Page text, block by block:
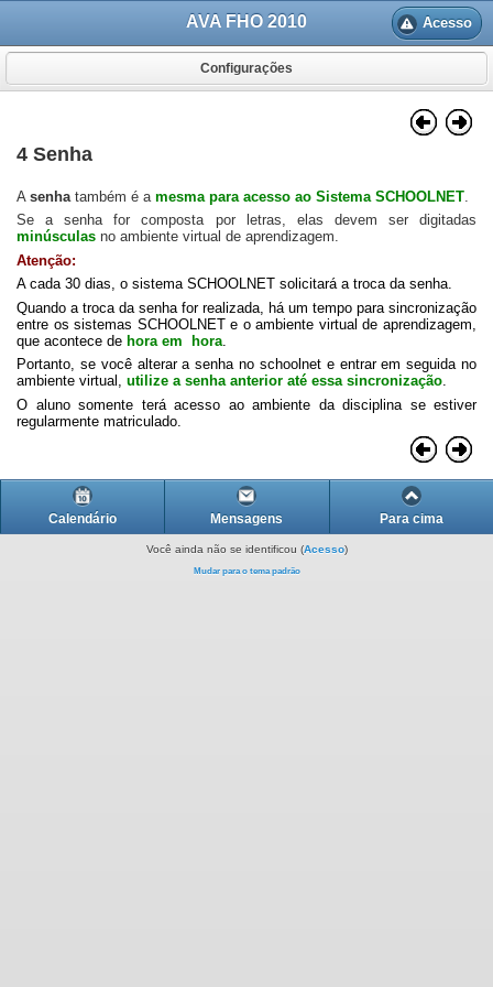
AVA FHO 2010 Acesso
Configurações
4 Senha
A senha também é a mesma para acesso ao Sistema SCHOOLNET
Se a senha for composta por letras, elas devem ser digitadas
minúsculas no ambiente virtual de aprendizagem.
Atenção:
A cada 30 dias, o sistema SCHOOLNET solicitará a troca da senha.
Quando a troca da senha for realizada, há um tempo para sincronização
entre os sistemas SCHOOLNET e o ambiente virtual de aprendizagem,
que acontece de hora em hora
Portanto, se você alterar a senha no schoolnet e entrar em seguida no
ambiente virtual, utilize a senha anterior até essa sincronização.
O aluno somente terá acesso ao ambiente da disciplina se estiver
regularmente matriculado.
Calendário Mensagens Para cima
Você ainda não se identificou (Acesso)
Mudar para o tema padrão